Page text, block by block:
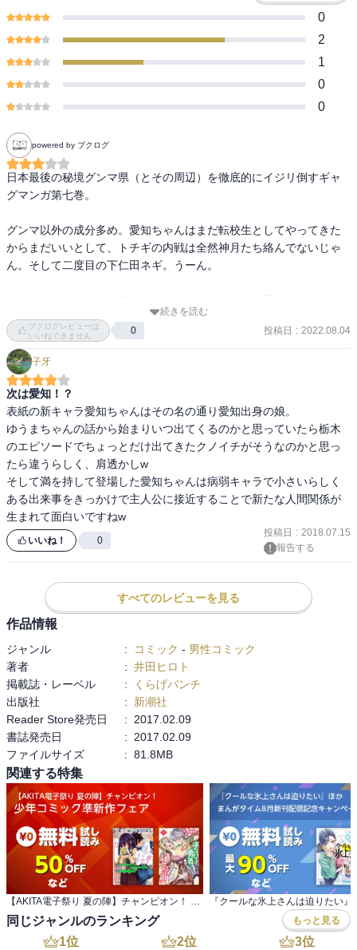
0
2
1
0
0
powered by ブクログ
日本最後の秘境グンマ県（とその周辺）を徹底的にイジリ倒すギャ
グマンガ第七巻。
グンマ以外の成分多め。愛知ちゃんはまだ転校生としてやってきた
からまだいいとして、トチギの内戦は全然神月たち絡んでないじゃ
ん。そして二度目の下仁田ネギ。うーん。
続きを読む
ブクログレビューは
いいねできません
0 投稿日 : 2022.08.04
子牙
次は愛知！？
表紙の新キャラ愛知ちゃんはその名の通り愛知出身の娘。
ゆうまちゃんの話から始まりいつ出てくるのかと思っていたら栃木
のエピソードでちょっとだけ出てきたクノイチがそうなのかと思っ
たら違うらしく、肩透かしw
そして満を持して登場した愛知ちゃんは病弱キャラで小さいらしく
ある出来事をきっかけで主人公に接近することで新たな人間関係が
生まれて面白いですねw
いいね！ 0
投稿日 : 2018.07.15
報告する
すべてのレビューを見る
作品情報
ジャンル : コミック - 男性コミック
著者
: 井田ヒロト
掲載誌・レーベル
:
くらげバンチ
出版社
:
新潮社
Reader Store発売日
:
2017.02.09
書誌発売日
:
2017.02.09
ファイルサイズ
: 81.8MB
関連する特集
【AKITA電子祭り 夏の陣】チャンピオン！ 少年コミック準新作フェア
同じジャンルのランキング もっと見る
1位 2位 3位